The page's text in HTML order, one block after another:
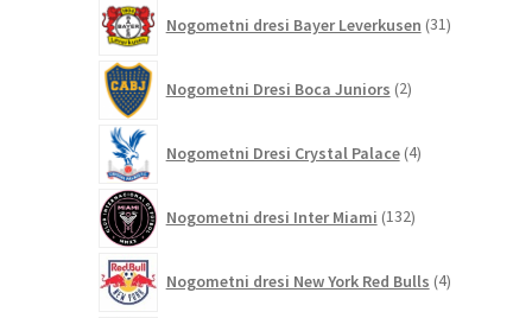
Nogometni dresi Bayer Leverkusen 31izdelkov
Nogometni Dresi Boca Juniors 2izdelka
Nogometni Dresi Crystal Palace 4izdelki
Nogometni dresi Inter Miami 132izdelkov
Nogometni dresi New York Red Bulls 4izdelki